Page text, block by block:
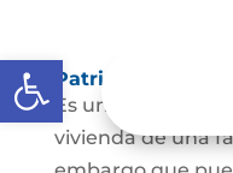
Abrir barra de
Patrimonio de
Es una clase
vivienda de una